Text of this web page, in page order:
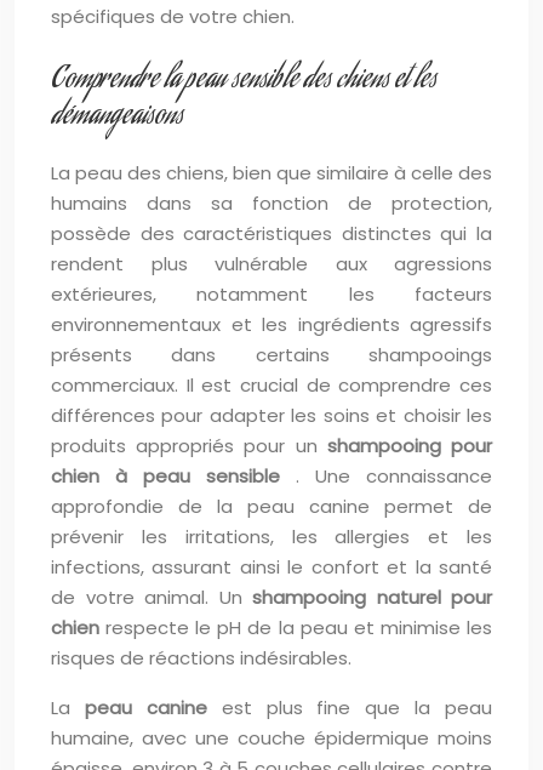
spécifiques de votre chien.
Comprendre la peau sensible des chiens et les
démangeaisons
La peau des chiens, bien que similaire à celle des
humains dans sa fonction de protection,
possède des caractéristiques distinctes qui la
rendent plus vulnérable aux agressions
extérieures, notamment les facteurs
environnementaux et les ingrédients agressifs
présents dans certains shampooings
commerciaux. Il est crucial de comprendre ces
différences pour adapter les soins et choisir les
produits appropriés pour un shampooing pour
chien à peau sensible . Une connaissance
approfondie de la peau canine permet de
prévenir les irritations, les allergies et les
infections, assurant ainsi le confort et la santé
de votre animal. Un shampooing naturel pour
chienrespecte le pH de la peau et minimise les
risques de réactions indésirables.
La peau canine est plus fine que la peau
humaine, avec une couche épidermique moins